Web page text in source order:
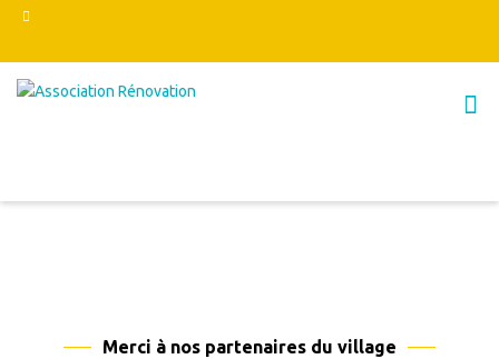
Merci à nos partenaires du village